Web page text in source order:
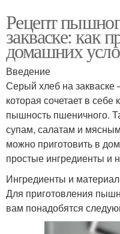
Рецепт
закваске: как
домашних
Введение
Серый хлеб на закваске
которая сочетает в себе
пышность пшеничного.
супам, салатам и
можно приготовить в
простые ингредиенты и
Ингредиенты и
Для приготовления
вам понадобятся